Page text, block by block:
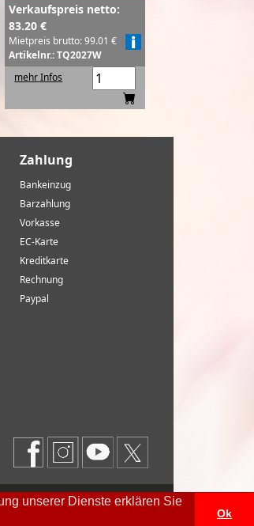
unserer Dienste erklären Sie
Ok
Verkaufspreis netto:
83.20 €
Mietpreis brutto: 99.01 €
Artikelnr.: TQ2027W
mehr Infos
Zahlung
Bankeinzug
Barzahlung
Vorkasse
EC-Karte
Kreditkarte
Rechnung
Paypal